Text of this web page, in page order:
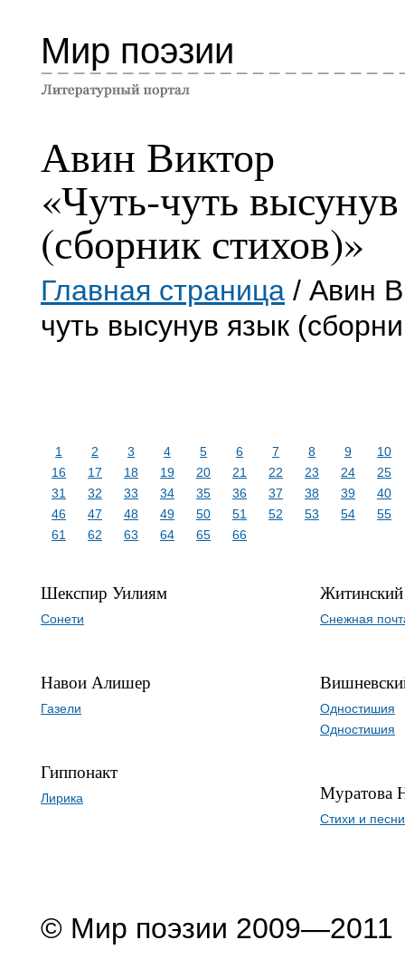
Мир поэзии
Авин Виктор
«Чуть-чуть
(сборник стихов)»
Главная страница / Авин
чуть высунув язык
1 2 3 4 5 6 7 8 9
10
16
17 18 19 20 21 22 23 24
25
31
32 33 34 35 36 37 38 39
40
46
47 48 49 50 51 52 53 54
55
61
62 63 64 65 66
Шекспир Уилиям
Сонети
Навои Алишер
Газели
Гиппонакт
Лирика
Снежная
Одностишия
Одностишия
Муратова
Стихи и песни
© Мир поэзии 2009—2011